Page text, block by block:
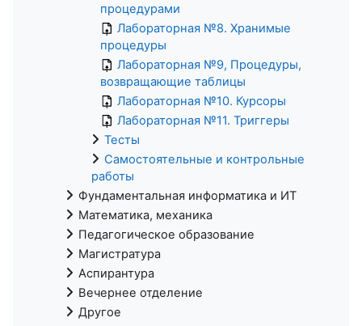
процедурами
Лабораторная №8. Хранимые
процедуры
Лабораторная №9, Процедуры,
возвращающие таблицы
Лабораторная №10. Курсоры
Лабораторная №11. Триггеры
Тесты
Самостоятельные и контрольные
работы
Фундаментальная информатика и ИТ
Математика, механика
Педагогическое образование
Магистратура
Аспирантура
Вечернее отделение
Другое